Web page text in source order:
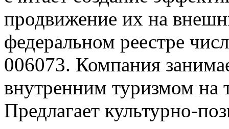
продвижение их на
федеральном реестре
006073. Компания
внутренним туризмом на
Предлагает культурно-